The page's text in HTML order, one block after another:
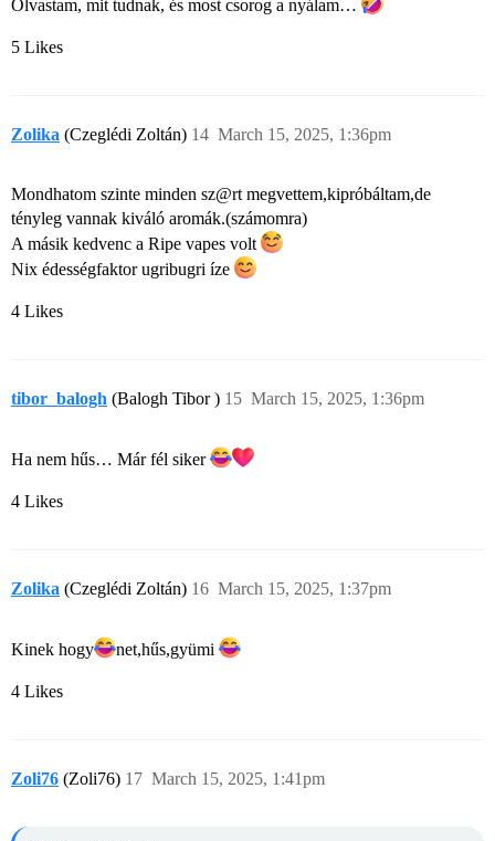
Olvastam, mit tudnak, és most csorog a nyálam…
5 Likes
Zolika (Czeglédi Zoltán) March 15, 2025, 1:36pm
14
Mondhatom szinte minden sz@rt megvettem,kipróbáltam,de
tényleg vannak kiváló aromák.(számomra)
A másik kedvenc a Ripe vapes volt
Nix édességfaktor ugribugri íze
4 Likes
tibor_balogh (Balogh Tibor ) March 15, 2025, 1:36pm
15
Ha nem hűs… Már fél siker
4 Likes
Zolika (Czeglédi Zoltán) March 15, 2025, 1:37pm
16
Kinek hogy​ net,hűs,gyümi
4 Likes
Zoli76 (Zoli76) March 15, 2025, 1:41pm
17